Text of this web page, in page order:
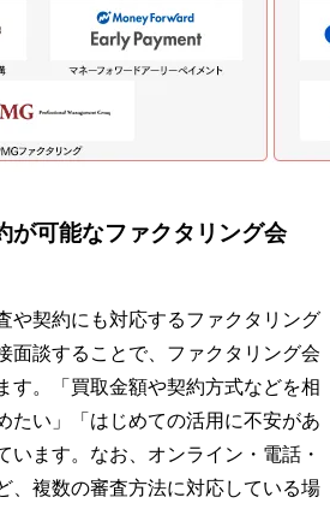
が可能なファクタリング会
や契約にも対応するファクタリング
面談することで、ファクタリング会
す。「買取金額や契約方式などを相
たい」「はじめての活用に不安があ
います。なお、オンライン・電話・
、複数の審査方法に対応している場